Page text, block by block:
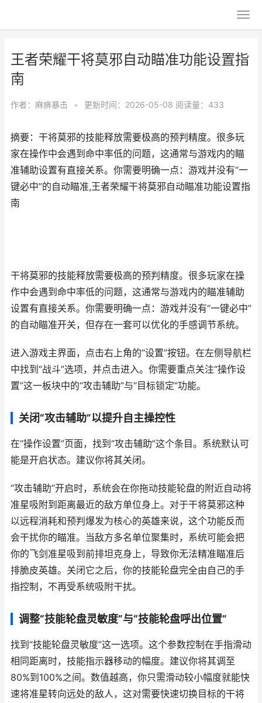
王者荣耀干将莫邪自动瞄准功能设置指
南
作者： 麻痹暴击 • 更新时间：2026-05-08 阅读量：433
摘要：干将莫邪的技能释放需要极高的预判精度。很多玩
家在操作中会遇到命中率低的问题，这通常与游戏内的瞄
准辅助设置有直接关系。你需要明确一点：游戏并没有“一
键必中”的自动瞄准,王者荣耀干将莫邪自动瞄准功能设置指
南
干将莫邪的技能释放需要极高的预判精度。很多玩家在操
作中会遇到命中率低的问题，这通常与游戏内的瞄准辅助
设置有直接关系。你需要明确一点：游戏并没有“一键必中”
的自动瞄准开关，但存在一套可以优化的手感调节系统。
进入游戏主界面，点击右上角的“设置”按钮。在左侧导航栏
中找到“战斗”选项，并点击进入。你需要重点关注“操作设
置”这一板块中的“攻击辅助”与“目标锁定”功能。
关闭“攻击辅助”以提升自主操控性
在“操作设置”页面，找到“攻击辅助”这个条目。系统默认可
能是开启状态。建议你将其关闭。
“攻击辅助”开启时，系统会在你拖动技能轮盘的附近自动将
准星吸附到距离最近的敌方单位身上。对于干将莫邪这种
以远程消耗和预判爆发为核心的英雄来说，这个功能反而
会干扰你的瞄准。当敌方多名单位聚集时，系统可能会把
你的飞剑准星吸到前排坦克身上，导致你无法精准瞄准后
排脆皮英雄。关闭它之后，你的技能轮盘完全由自己的手
指控制，不再受系统吸附干扰。
调整“技能轮盘灵敏度”与“技能轮盘呼出位置”
找到“技能轮盘灵敏度”这一选项。这个参数控制在手指滑动
相同距离时，技能指示器移动的幅度。建议你将其调至
80%到100%之间。数值越高，你只需滑动较小幅度就能快
速将准星转向远处的敌人，这对需要快速切换目标的干将